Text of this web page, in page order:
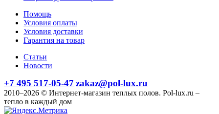
Помощь
Условия оплаты
Условия доставки
Гарантия на товар
Статьи
Новости
+7 495 517-05-47 zakaz@pol-lux.ru
2010–2026 © Интернет-магазин теплых полов. Pol-lux.ru –
тепло в каждый дом